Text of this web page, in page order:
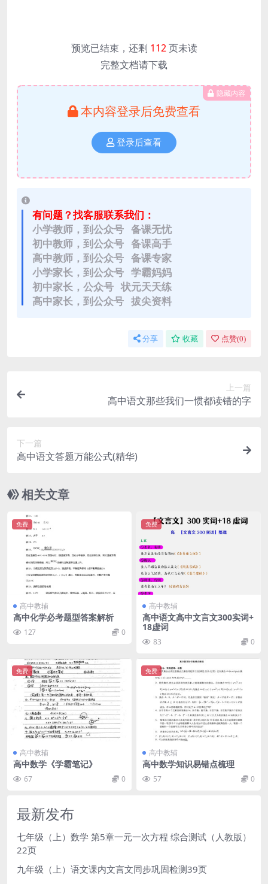
预览已结束，还剩 112页未读
完整文档请下载
隐藏内容
本内容登录后免费查看
登录后查看
有问题？找客服联系我们：
小学教师，到公众号 备课无忧
初中教师，到公众号 备课高手
高中教师，到公众号 备课专家
小学家长，到公众号 学霸妈妈
初中家长，公众号 状元天天练
高中家长，到公众号 拔尖资料
分享 收藏 点赞(0)
上一篇
高中语文那些我们一惯都读错的字
下一篇
高中语文答题万能公式(精华)
相关文章
免费
高中教辅
高中化学必考题型答案解析
127 0
免费
高中教辅
高中语文高中文言文300实词+
18虚词
83 0
免费
高中教辅
高中数学《学霸笔记》
67 0
免费
高中教辅
高中数学知识易错点梳理
57 0
最新发布
七年级（上）数学 第5章一元一次方程 综合测试（人教版）
22页
九年级（上）语文课内文言文同步巩固检测39页